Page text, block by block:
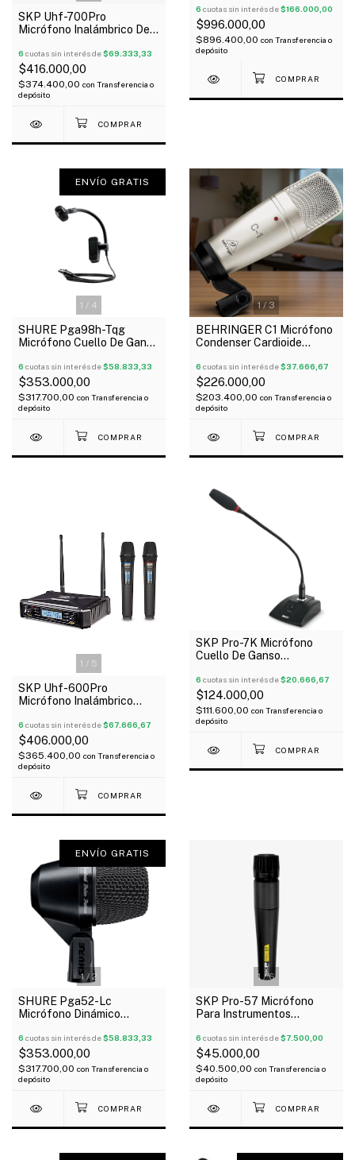
SKP Uhf-700Pro
Micrófono Inalámbrico De
Corbatero Uhf
6 cuotas sin interés de$69.333,33
$416.000,00
$374.400,00 con Transferencia o
depósito
6 cuotas sin interés de$166.000,00
$996.000,00
$896.400,00 con Transferencia o
depósito
1 / 4
ENVÍO GRATIS
SHURE Pga98h-Tqg
Micrófono Cuello De Ganso
Condenser
6 cuotas sin interés de$58.833,33
$353.000,00
$317.700,00 con Transferencia o
depósito
1 / 3
BEHRINGER C1 Micrófono
Condenser Cardioide
6 cuotas sin interés de$37.666,67
$226.000,00
$203.400,00 con Transferencia o
depósito
1 / 5
SKP Uhf-600Pro
Micrófono Inalámbrico
6 cuotas sin interés de$67.666,67
$406.000,00
$365.400,00 con Transferencia o
depósito
SKP Pro-7K Micrófono
Cuello De Ganso
6 cuotas sin interés de$20.666,67
$124.000,00
$111.600,00 con Transferencia o
depósito
1/ 2
ENVÍO GRATIS
SHURE Pga52-Lc
Micrófono Dinámico
Montaje Giratorio
6 cuotas sin interés de$58.833,33
$353.000,00
$317.700,00 con Transferencia o
depósito
1/6
SKP Pro-57 Micrófono
Para Instrumentos
6 cuotas sin interés de$7.500,00
$45.000,00
$40.500,00 con Transferencia o
depósito